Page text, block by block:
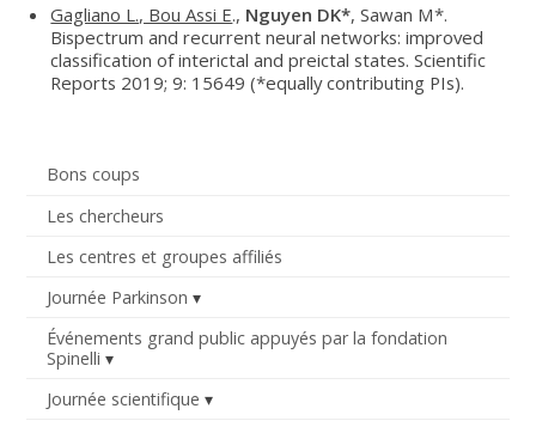
Bons coups
Les chercheurs
Les centres et groupes affiliés
Journée Parkinson
Événements grand public appuyés par la fondation
Spinelli
Journée scientifique
Gagliano L., Bou Assi E., Nguyen DK*, Sawan M*.
Bispectrum and recurrent neural networks: improved
classification of interictal and preictal states. Scientific
Reports 2019; 9: 15649 (*equally contributing PIs).